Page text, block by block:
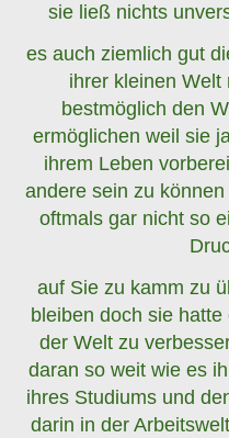
sie ließ nichts
es auch ziemlich gut
ihrer kleinen
bestmöglich den
ermöglichen weil sie
ihrem Leben
andere sein zu
oftmals gar nicht so
auf Sie zu kamm zu
bleiben doch sie
der Welt zu
daran so weit wie es
ihres Studiums und
darin in der